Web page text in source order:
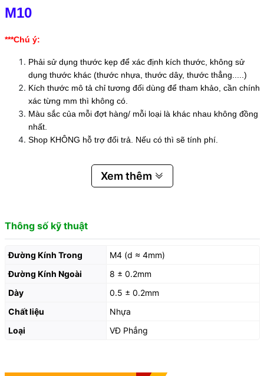
M10
***Chú ý:
Phải sử dụng thước kẹp để xác định kích thước, không sử
dụng thước khác (thước nhựa, thước dây, thước thẳng.....)
Kích thước mô tả chỉ tương đối dùng để tham khảo, cần chính
xác từng mm thì không có.
Màu sắc của mỗi đợt hàng/ mỗi loại là khác nhau không đồng
nhất.
Shop KHÔNG hỗ trợ đổi trả. Nếu có thì sẽ tính phí.
Xem thêm
Thông số kỹ thuật
Đường Kính Trong
M4 (d ≈ 4mm)
Đường Kính Ngoài
8 ± 0.2mm
Dày
0.5 ± 0.2mm
Chất liệu
Nhựa
Loại
VĐ Phẳng